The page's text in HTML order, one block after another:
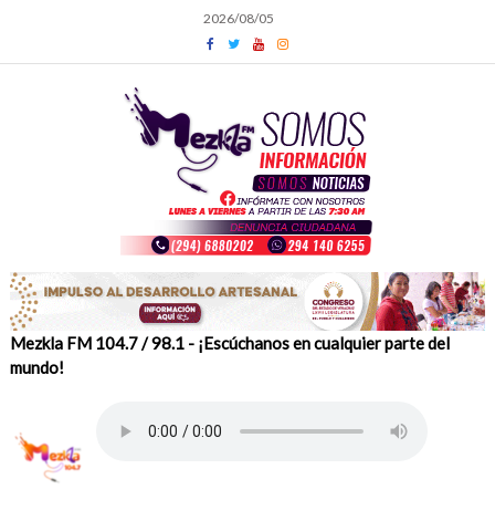
content
2026/08/05
Mezkla FM 104.7 / 98.1 - ¡Escúchanos en cualquier parte del
mundo!